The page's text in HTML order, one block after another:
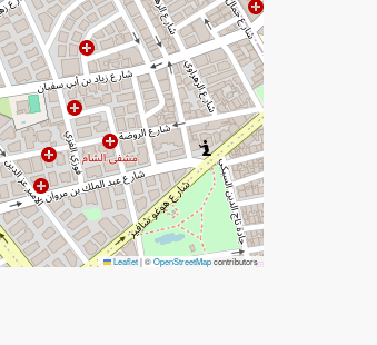
Leaflet|©OpenStreetMapcontributors